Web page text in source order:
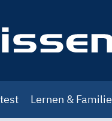
Lernen & Familie